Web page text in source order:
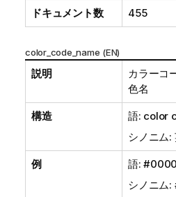
ドキュメント数 455
color_code_name (EN)
説明
カラーコ
色名
構造
語: color
シノニム:
例
語:
シノニム